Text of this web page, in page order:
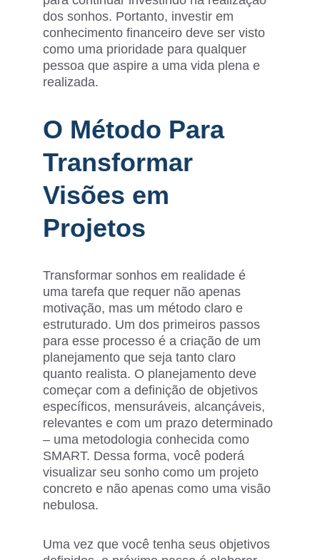
dos sonhos. Portanto, investir em
conhecimento financeiro deve ser visto
como uma prioridade para qualquer
pessoa que aspire a uma vida plena e
realizada.
O Método Para
Transformar
Visões em
Projetos
Transformar sonhos em realidade é
uma tarefa que requer não apenas
motivação, mas um método claro e
estruturado. Um dos primeiros passos
para esse processo é a criação de um
planejamento que seja tanto claro
quanto realista. O planejamento deve
começar com a definição de objetivos
específicos, mensuráveis, alcançáveis,
relevantes e com um prazo determinado
– uma metodologia conhecida como
SMART. Dessa forma, você poderá
visualizar seu sonho como um projeto
concreto e não apenas como uma visão
nebulosa.
Uma vez que você tenha seus objetivos